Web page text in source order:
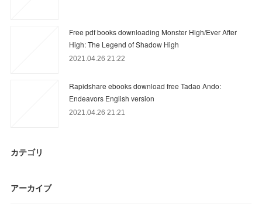
Free pdf books downloading Monster High/Ever After
High: The Legend of Shadow High
2021.04.26 21:22
Rapidshare ebooks download free Tadao Ando:
Endeavors English version
2021.04.26 21:21
カテゴリ
アーカイブ